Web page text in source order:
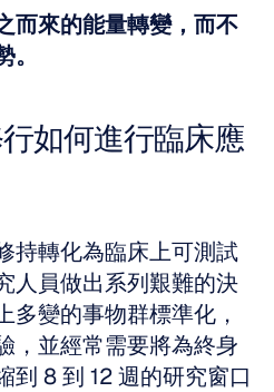
而來的能量轉變，而不
如何進行臨床應
持轉化為臨床上可測試
人員做出系列艱難的決
多變的事物群標準化，
，並經常需要將為終身
到 8 到 12 週的研究窗口